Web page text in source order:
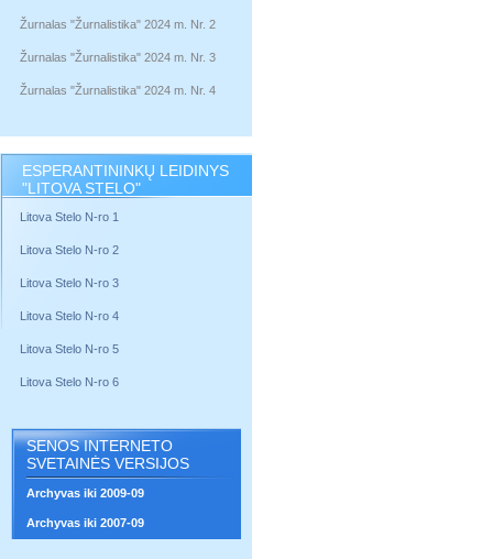
Žurnalas "Žurnalistika" 2024 m. Nr. 2
Žurnalas "Žurnalistika" 2024 m. Nr. 3
Žurnalas "Žurnalistika" 2024 m. Nr. 4
ESPERANTININKŲ LEIDINYS
"LITOVA STELO"
Litova Stelo N-ro 1
Litova Stelo N-ro 2
Litova Stelo N-ro 3
Litova Stelo N-ro 4
Litova Stelo N-ro 5
Litova Stelo N-ro 6
SENOS INTERNETO
SVETAINĖS VERSIJOS
Archyvas iki 2009-09
Archyvas iki 2007-09